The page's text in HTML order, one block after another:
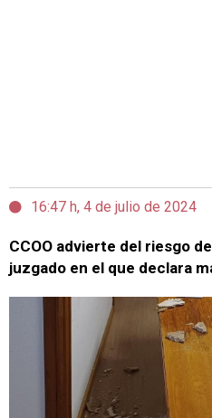
16:47 h, 4 de julio de 2024
CCOO advierte del riesgo
juzgado en el que declara